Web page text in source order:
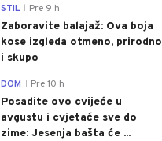
STIL Pre 9 h
Zaboravite balajaž: Ova boja
kose izgleda otmeno, prirodno
i skupo
DOM Pre 10 h
Posadite ovo cvijeće u
avgustu i cvjetaće sve do
zime: Jesenja bašta će ...